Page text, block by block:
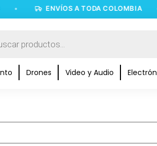
ENVÍOS A TODA COLOMBIA •
Drones Video y Audio